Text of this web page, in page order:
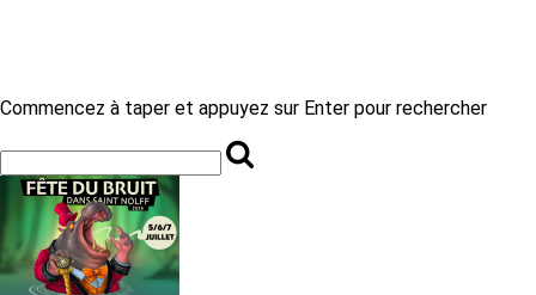
Commencez à taper et appuyez sur Enter pour rechercher